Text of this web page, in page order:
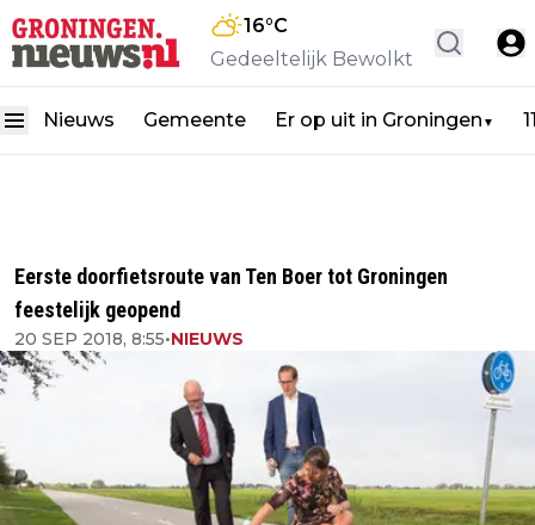
16°C
Gedeeltelijk Bewolkt
Nieuws Gemeente Er op uit in Groningen ▼
Eerste doorfietsroute van Ten Boer tot Groningen
feestelijk geopend
20 SEP 2018, 8:55•NIEUWS